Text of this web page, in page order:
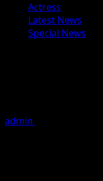
Actress
Latest News
Special News
admin